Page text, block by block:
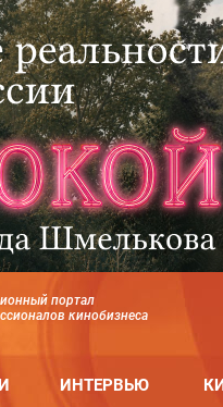
портал
кинобизнеса
ИНТЕРВЬЮ